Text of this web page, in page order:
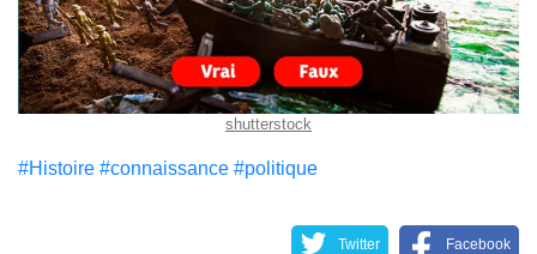
shutterstock
#Histoire #connaissance #politique
Twitter Facebook